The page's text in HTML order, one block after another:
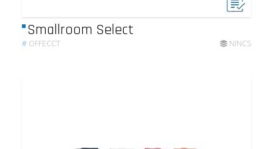
Smallroom Select
# OFFECCT NINCS